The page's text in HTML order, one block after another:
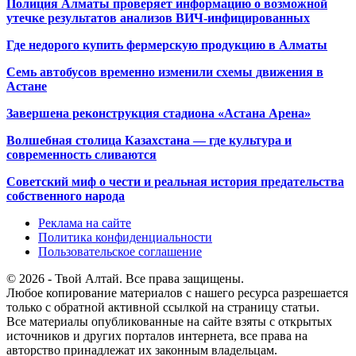
Полиция Алматы проверяет информацию о возможной
утечке результатов анализов ВИЧ-инфицированных
Где недорого купить фермерскую продукцию в Алматы
Семь автобусов временно изменили схемы движения в
Астане
Завершена реконструкция стадиона «Астана Арена»
Волшебная столица Казахстана — где культура и
современность сливаются
Советский миф о чести и реальная история предательства
собственного народа
Реклама на сайте
Политика конфиденциальности
Пользовательское соглашение
© 2026 - Твой Алтай. Все права защищены.
Любое копирование материалов с нашего ресурса разрешается
только с обратной активной ссылкой на страницу статьи.
Все материалы опубликованные на сайте взяты с открытых
источников и других порталов интернета, все права на
авторство принадлежат их законным владельцам.